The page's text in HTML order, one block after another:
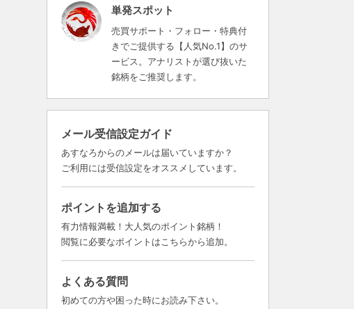
単発スポット
売買サポート・フォロー・特典付
きでご提供する【人気No.1】のサ
ービス。アナリストが選び抜いた
銘柄をご推奨します。
メール受信設定ガイド
あすなろからのメールは届いていますか？
ご利用には受信設定をオススメしています。
ポイントを追加する
有力情報満載！大人気のポイント銘柄！
閲覧に必要なポイントはこちらから追加。
よくある質問
初めての方や困った時にお読み下さい。